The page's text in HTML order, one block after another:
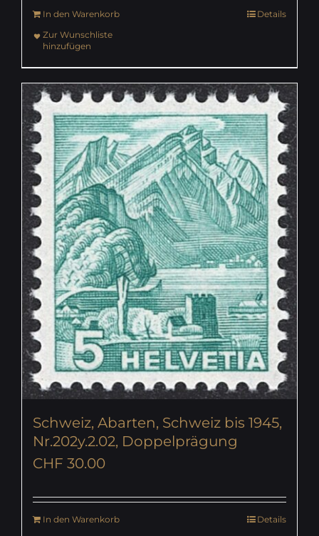
In den Warenkorb
Details
Zur Wunschliste
hinzufügen
Schweiz, Abarten, Schweiz bis 1945,
Nr.202y.2.02, Doppelprägung
CHF 30.00
In den Warenkorb
Details